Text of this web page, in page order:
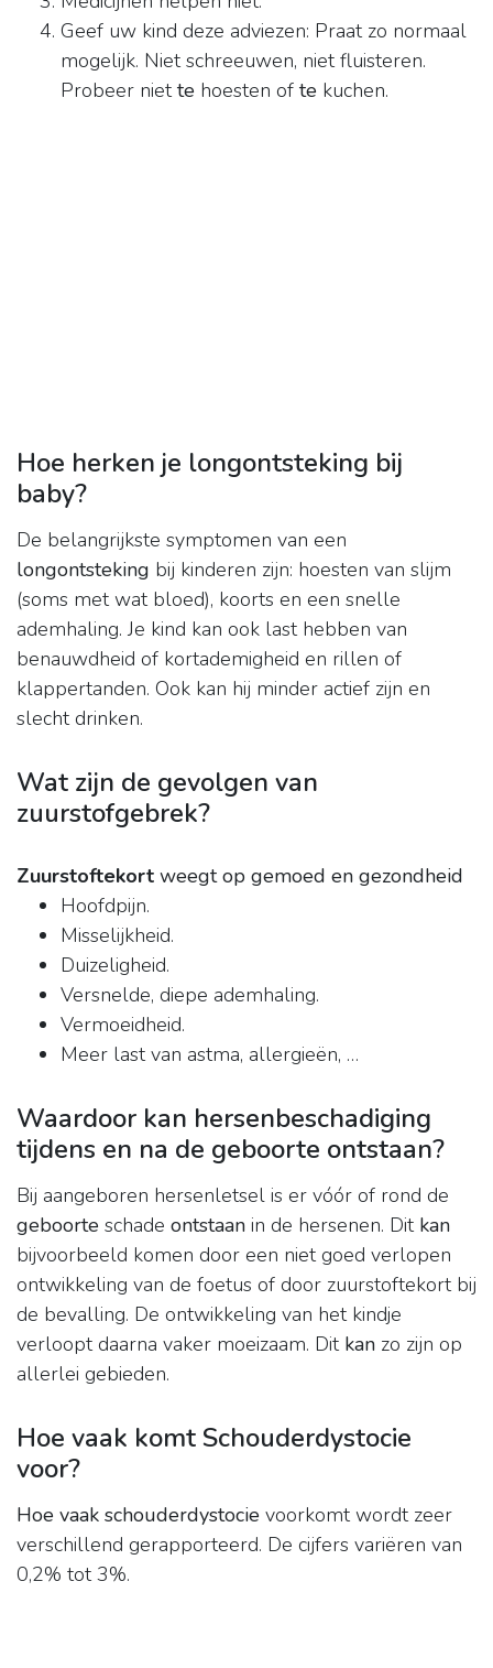
Geef uw kind deze adviezen: Praat zo normaal
mogelijk. Niet schreeuwen, niet fluisteren.
Probeer niette hoesten of te kuchen.
Hoe herken je longontsteking bij
baby?
De belangrijkste symptomen van een
longontsteking bij kinderen zijn: hoesten van slijm
(soms met wat bloed), koorts en een snelle
ademhaling. Je kind kan ook last hebben van
benauwdheid of kortademigheid en rillen of
klappertanden. Ook kan hij minder actief zijn en
slecht drinken.
Wat zijn de gevolgen van
zuurstofgebrek?
Zuurstoftekort weegt op gemoed en gezondheid
Hoofdpijn.
Misselijkheid.
Duizeligheid.
Versnelde, diepe ademhaling.
Vermoeidheid.
Meer last van astma, allergieën, …
Waardoor kan hersenbeschadiging
tijdens en na de geboorte ontstaan?
Bij aangeboren hersenletsel is er vóór of rond de
geboorte schade ontstaan in de hersenen. Dit kan
bijvoorbeeld komen door een niet goed verlopen
ontwikkeling van de foetus of door zuurstoftekort bij
de bevalling. De ontwikkeling van het kindje
verloopt daarna vaker moeizaam. Dit kan zo zijn op
allerlei gebieden.
Hoe vaak komt Schouderdystocie
voor?
Hoe vaak schouderdystocie voorkomt wordt zeer
verschillend gerapporteerd. De cijfers variëren van
0,2% tot 3%.